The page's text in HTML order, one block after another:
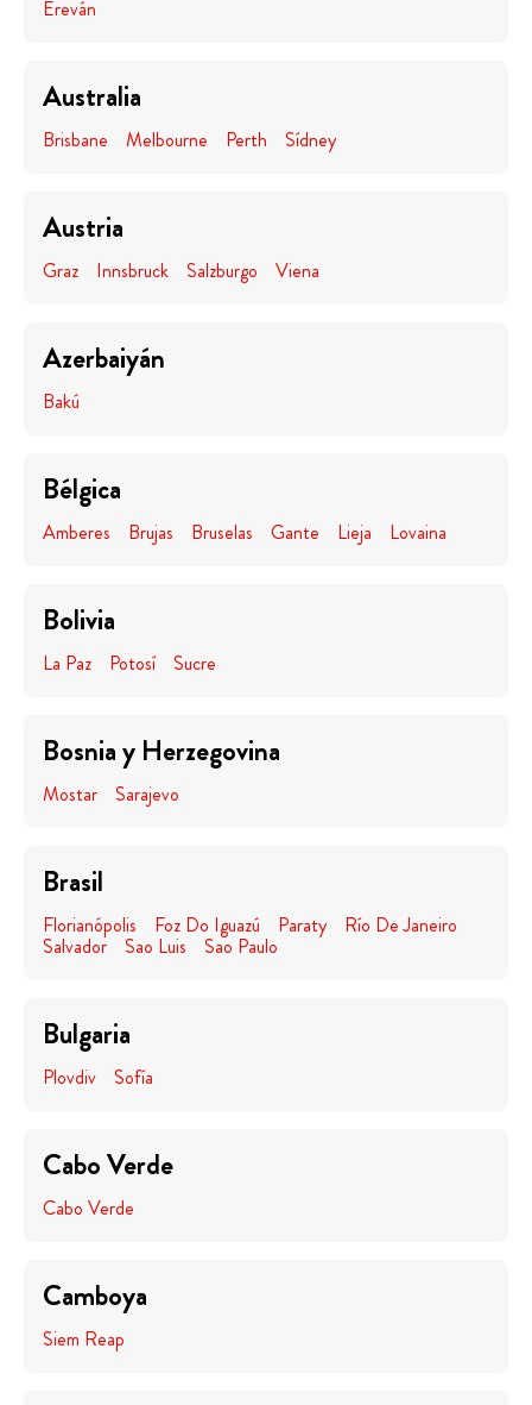
Ereván
Australia
Brisbane Melbourne Perth Sídney
Austria
Graz Innsbruck Salzburgo Viena
Azerbaiyán
Bakú
Bélgica
Amberes Brujas Bruselas Gante Lieja Lovaina
Bolivia
La Paz Potosí Sucre
Bosnia y Herzegovina
Mostar Sarajevo
Brasil
Florianópolis Foz Do Iguazú Paraty Río De Janeiro
Salvador Sao Luis Sao Paulo
Bulgaria
Plovdiv Sofía
Cabo Verde
Cabo Verde
Camboya
Siem Reap